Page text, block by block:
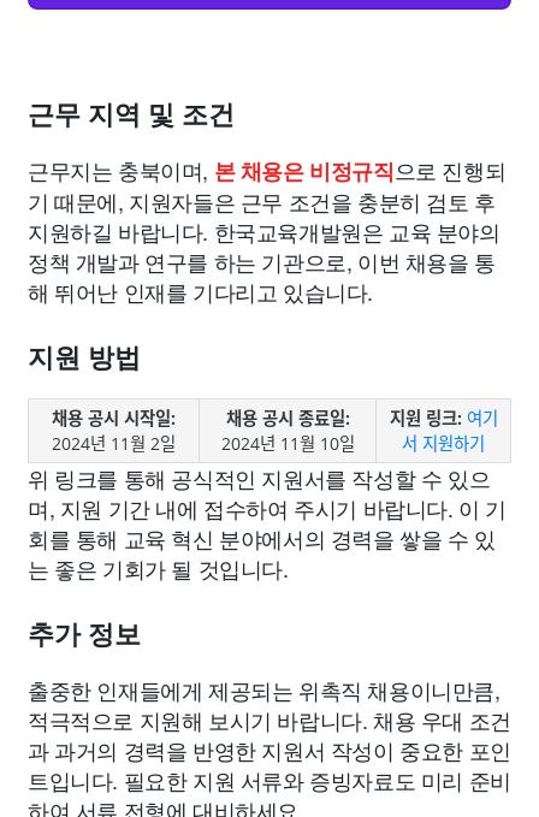
근무 지역 및 조건
근무지는 충북이며, 본 채용은 비정규직으로 진행되
기 때문에, 지원자들은 근무 조건을 충분히 검토 후
지원하길 바랍니다. 한국교육개발원은 교육 분야의
정책 개발과 연구를 하는 기관으로, 이번 채용을 통
해 뛰어난 인재를 기다리고 있습니다.
지원 방법
채용 공시 시작일:
2024년 11월 2일
채용 공시 종료일:
2024년 11월 10일
지원 링크: 여기
서 지원하기
위 링크를 통해 공식적인 지원서를 작성할 수 있으
며, 지원 기간 내에 접수하여 주시기 바랍니다. 이 기
회를 통해 교육 혁신 분야에서의 경력을 쌓을 수 있
는 좋은 기회가 될 것입니다.
추가 정보
출중한 인재들에게 제공되는 위촉직 채용이니만큼,
적극적으로 지원해 보시기 바랍니다. 채용 우대 조건
과 과거의 경력을 반영한 지원서 작성이 중요한 포인
트입니다. 필요한 지원 서류와 증빙자료도 미리 준비
하여 서류 전형에 대비하세요.